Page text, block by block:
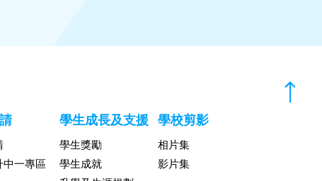
中一專區
學生成長及支援
學生獎勵
學生成就
學校剪影
相片集
影片集